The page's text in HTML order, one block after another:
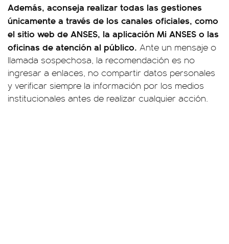
Además, aconseja realizar todas las gestiones
únicamente a través de los canales oficiales, como
el sitio web de ANSES, la aplicación Mi ANSES o las
oficinas de atención al público. Ante un mensaje o
llamada sospechosa, la recomendación es no
ingresar a enlaces, no compartir datos personales
y verificar siempre la información por los medios
institucionales antes de realizar cualquier acción.